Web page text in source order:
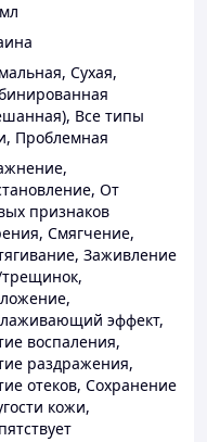
, Сухая,
, Все типы
, Проблемная
,
, От
признаков
, Смягчение,
, Заживление
,
,
эффект,
воспаления,
раздражения,
отеков, Сохранение
кожи,